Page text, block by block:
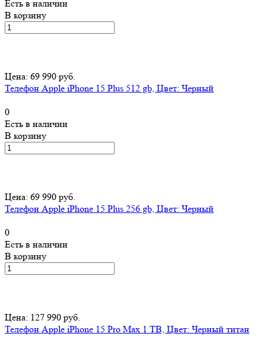
Есть в наличии
В корзину
Цена: 69 990 руб.
Телефон Apple iPhone 15 Plus 512 gb, Цвет: Черный
0
Есть в наличии
В корзину
Цена: 69 990 руб.
Телефон Apple iPhone 15 Plus 256 gb, Цвет: Черный
0
Есть в наличии
В корзину
Цена: 127 990 руб.
Телефон Apple iPhone 15 Pro Max 1 TB, Цвет: Черный титан